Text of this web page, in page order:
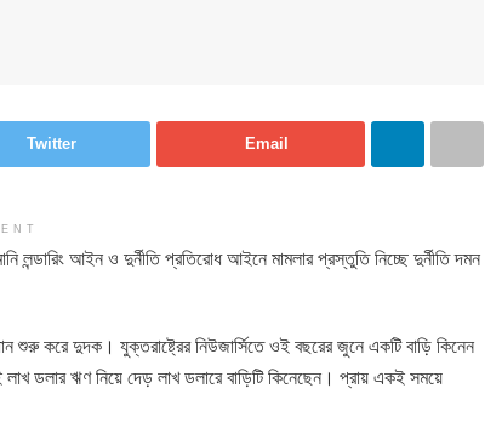
Twitter Email
লন্ডারিং আইন ও দুর্নীতি প্রতিরোধ আইনে মামলার প্রস্তুতি নিচ্ছে দুর্নীতি দমন
শুরু করে দুদক। যুক্তরাষ্ট্রের নিউজার্সিতে ওই বছরের জুনে একটি বাড়ি কিনেন
ডলার ঋণ নিয়ে দেড় লাখ ডলারে বাড়িটি কিনেছেন। প্রায় একই সময়ে